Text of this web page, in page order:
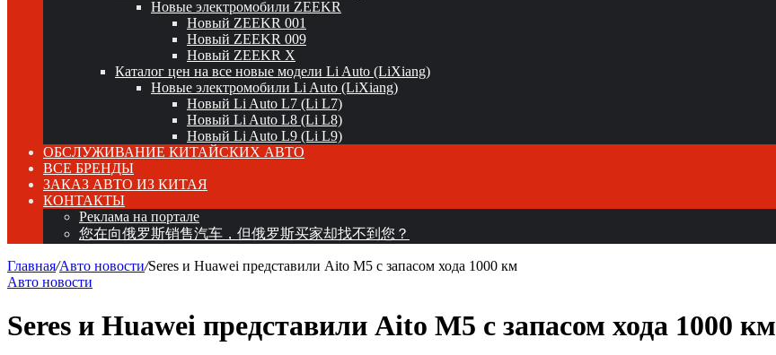
Новые электромобили ZEEKR
Новый ZEEKR 001
Новый ZEEKR 009
Новый ZEEKR X
Каталог цен на все новые модели Li Auto (LiXiang)
Новые электромобили Li Auto (LiXiang)
Новый Li Auto L7 (Li L7)
Новый Li Auto L8 (Li L8)
Новый Li Auto L9 (Li L9)
ОБСЛУЖИВАНИЕ КИТАЙСКИХ АВТО
ВСЕ БРЕНДЫ
ЗАКАЗ АВТО ИЗ КИТАЯ
КОНТАКТЫ
Реклама на портале
您在向俄罗斯销售汽车，但俄罗斯买家却找不到您？
Главная/Авто новости/Seres и Huawei представили Aito M5 с запасом хода 1000 км
Авто новости
Seres и Huawei представили Aito M5 с запасом хода 1000 км